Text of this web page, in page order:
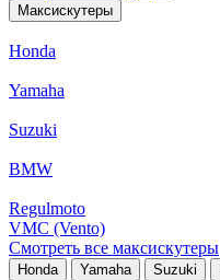
Максискутеры
Honda
Yamaha
Suzuki
BMW
Regulmoto
VMC (Vento)
Смотреть все максискутеры
Honda Yamaha Suzuki